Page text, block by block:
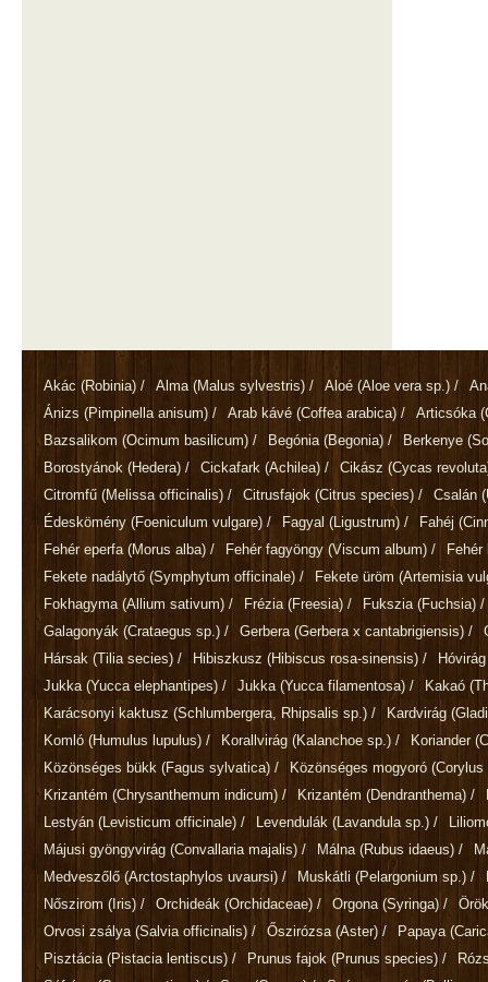
Akác (Robinia) / Alma (Malus sylvestris) / Aloé (Aloe vera sp.) /
Ánizs (Pimpinella anisum) / Arab kávé (Coffea arabica) / Articsóka
Bazsalikom (Ocimum basilicum) / Begónia (Begonia) / Berkenye
Borostyánok (Hedera) / Cickafark (Achilea) / Cikász (Cycas
Citromfű (Melissa officinalis) / Citrusfajok (Citrus species) / Csalán
Édeskömény (Foeniculum vulgare) / Fagyal (Ligustrum) / Fahéj
Fehér eperfa (Morus alba) / Fehér fagyöngy (Viscum album) /
Fekete nadálytő (Symphytum officinale) / Fekete üröm (Artemisia
Fokhagyma (Allium sativum) / Frézia (Freesia) / Fukszia (Fuchsia) /
Galagonyák (Crataegus sp.) / Gerbera (Gerbera x cantabrigiensis) /
Hársak (Tilia secies) / Hibiszkusz (Hibiscus rosa-sinensis) /
Jukka (Yucca elephantipes) / Jukka (Yucca filamentosa) / Kakaó
Karácsonyi kaktusz (Schlumbergera, Rhipsalis sp.) / Kardvirág
Komló (Humulus lupulus) / Korallvirág (Kalanchoe sp.) / Koriander
Közönséges bükk (Fagus sylvatica) / Közönséges mogyoró (Corylus
Krizantém (Chrysanthemum indicum) / Krizantém (Dendranthema) /
Lestyán (Levisticum officinale) / Levendulák (Lavandula sp.) /
Májusi gyöngyvirág (Convallaria majalis) / Málna (Rubus idaeus) /
Medveszőlő(Arctostaphylos uvaursi) / Muskátli (Pelargonium sp.) /
Nőszirom (Iris) / Orchideák (Orchidaceae) / Orgona (Syringa) /
Orvosi zsálya (Salvia officinalis) / Őszirózsa (Aster) / Papaya
Pisztácia (Pistacia lentiscus) / Prunus fajok (Prunus species) /